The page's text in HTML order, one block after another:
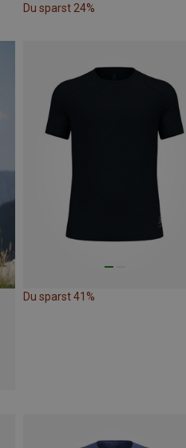
Du sparst 24%
Du sparst 41%